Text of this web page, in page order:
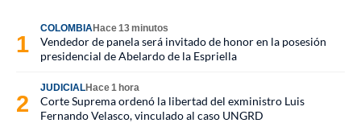
COLOMBIAHace 13 minutos
Vendedor de panela será invitado de honor en la posesión
presidencial de Abelardo de la Espriella
JUDICIALHace 1 hora
Corte Suprema ordenó la libertad del exministro Luis
Fernando Velasco, vinculado al caso UNGRD